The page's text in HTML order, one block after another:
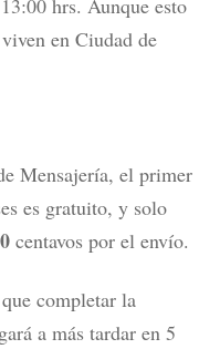
hrs. Aunque esto
en Ciudad de
Mensajería, el primer
es gratuito, y solo
centavos por el envío.
completar la
a más tardar en 5